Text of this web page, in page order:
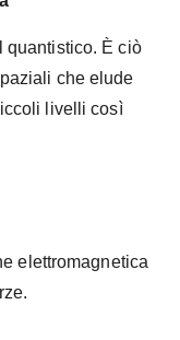
quantistico. È ciò
che elude
livelli così
elettromagnetica